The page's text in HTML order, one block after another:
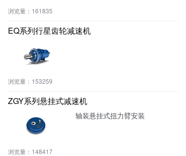
减少能量损耗。适用于各种工业
浏览量： 161835
EQ系列行星齿轮减速机
浏览量： 153259
ZGY系列悬挂式减速机
轴装悬挂式扭力臂安装
浏览量： 148417